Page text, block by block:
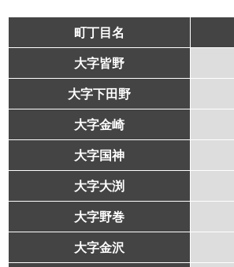
町丁目名
大字皆野
大字下田野
大字金崎
大字国神
大字大渕
大字野巻
大字金沢